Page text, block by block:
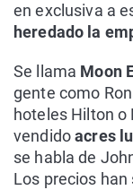
en exclusiva a
heredado la
Se llama Moon
gente como
hoteles Hilton o
vendidoacres
se habla de
Los precios